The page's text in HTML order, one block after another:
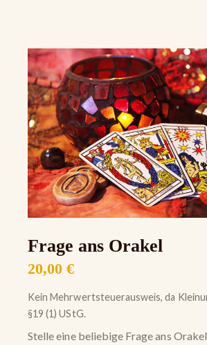
Frage ans Orakel
20,00€
Kein Mehrwertsteuerausweis, da
§19 (1) UStG.
Stelle eine beliebige Frage ans